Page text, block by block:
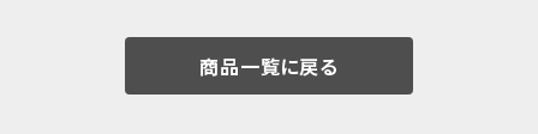
商品一覧に戻る